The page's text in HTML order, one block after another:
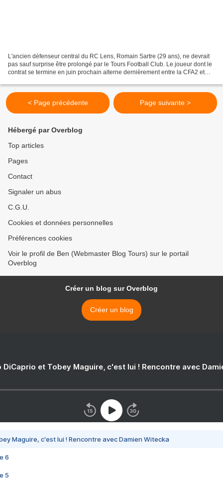
L'ancien défenseur central du RC Lens, Romain Sartre (29 ans), ne devrait
pas sauf surprise être prolongé par le Tours Football Club. Le joueur dont le
contrat se termine en juin prochain alterne dernièrement entre la CFA2 et
< Page précédente Page suivante >
Hébergé par Overblog
Top articles
Pages
Contact
Signaler un abus
C.G.U.
Cookies et données personnelles
Préférences cookies
Voir le profil de Ben (Webmaster Blog Tours) sur le portail
Overblog
Créer un blog sur Overblog
Créer un blog
DiCaprio et Tobey Maguire, c'est lui ! Rencontre avec
Maguire, c'est lui ! Rencontre avec Damien Witecka
6
5